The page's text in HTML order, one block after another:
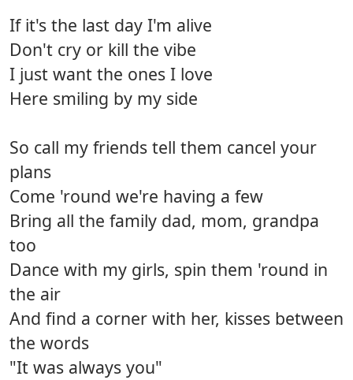
If it's the last day I'm alive
Don't cry or kill the vibe
I just want the ones I love
Here smiling by my side
So call my friends tell them cancel your
plans
Come 'round we're having a few
Bring all the family dad, mom, grandpa
too
Dance with my girls, spin them 'round in
the air
And find a corner with her, kisses between
the words
"It was always you"